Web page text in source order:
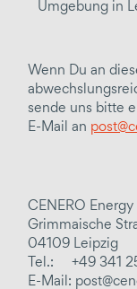
Umgebung in
Wenn Du an
sende uns bitte
E-Mail an
CENERO Energy
Grimmaische
04109 Leipzig
Tel.: +49 341
E-Mail: